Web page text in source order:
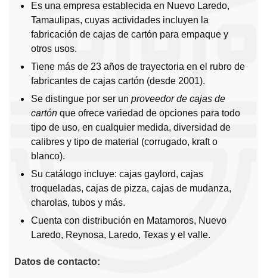
Es una empresa establecida en Nuevo Laredo,
Tamaulipas, cuyas actividades incluyen la
fabricación de cajas de cartón para empaque y
otros usos.
Tiene más de 23 años de trayectoria en el rubro de
fabricantes de cajas cartón (desde 2001).
Se distingue por ser un proveedor de cajas de
cartón que ofrece variedad de opciones para todo
tipo de uso, en cualquier medida, diversidad de
calibres y tipo de material (corrugado, kraft o
blanco).
Su catálogo incluye: cajas gaylord, cajas
troqueladas, cajas de pizza, cajas de mudanza,
charolas, tubos y más.
Cuenta con distribución en Matamoros, Nuevo
Laredo, Reynosa, Laredo, Texas y el valle.
Datos de contacto: